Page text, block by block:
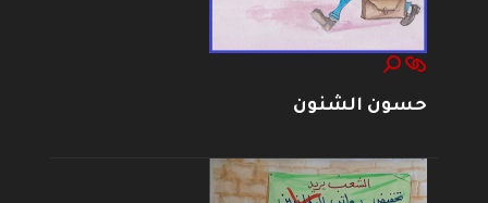
حسون الشنون